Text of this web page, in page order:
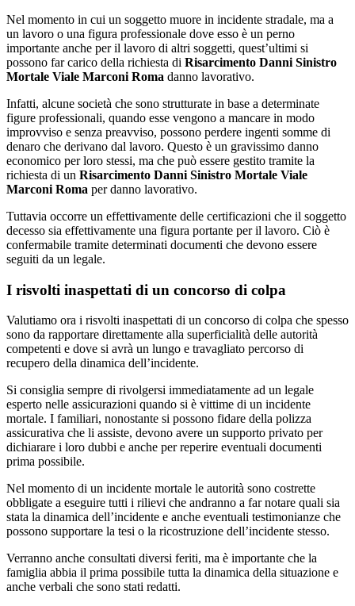
Nel momento in cui un soggetto muore in incidente stradale, ma a
un lavoro o una figura professionale dove esso è un perno
importante anche per il lavoro di altri soggetti, quest’ultimi si
possono far carico della richiesta di Risarcimento Danni Sinistro
Mortale Viale Marconi Roma danno lavorativo.
Infatti, alcune società che sono strutturate in base a determinate
figure professionali, quando esse vengono a mancare in modo
improvviso e senza preavviso, possono perdere ingenti somme di
denaro che derivano dal lavoro. Questo è un gravissimo danno
economico per loro stessi, ma che può essere gestito tramite la
richiesta di un Risarcimento Danni Sinistro Mortale Viale
Marconi Roma per danno lavorativo.
Tuttavia occorre un effettivamente delle certificazioni che il soggetto
decesso sia effettivamente una figura portante per il lavoro. Ciò è
confermabile tramite determinati documenti che devono essere
seguiti da un legale.
I risvolti inaspettati di un concorso di colpa
Valutiamo ora i risvolti inaspettati di un concorso di colpa che spesso
sono da rapportare direttamente alla superficialità delle autorità
competenti e dove si avrà un lungo e travagliato percorso di
recupero della dinamica dell’incidente.
Si consiglia sempre di rivolgersi immediatamente ad un legale
esperto nelle assicurazioni quando si è vittime di un incidente
mortale. I familiari, nonostante si possono fidare della polizza
assicurativa che li assiste, devono avere un supporto privato per
dichiarare i loro dubbi e anche per reperire eventuali documenti
prima possibile.
Nel momento di un incidente mortale le autorità sono costrette
obbligate a eseguire tutti i rilievi che andranno a far notare quali sia
stata la dinamica dell’incidente e anche eventuali testimonianze che
possono supportare la tesi o la ricostruzione dell’incidente stesso.
Verranno anche consultati diversi feriti, ma è importante che la
famiglia abbia il prima possibile tutta la dinamica della situazione e
anche verbali che sono stati redatti.